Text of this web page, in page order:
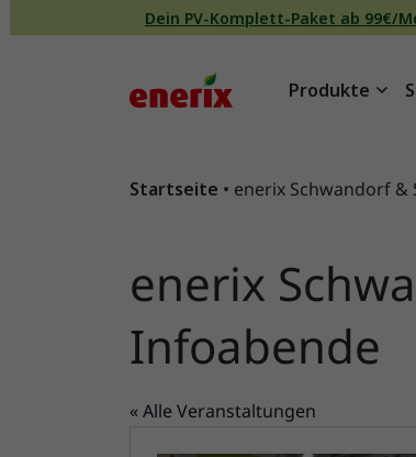
Direkt zum Inhalt wechselnDein PV-Komplett-Paket ab 99€/
Produkte
Startseite • enerix Schwandorf
enerix
Infoabende
« Alle Veranstaltungen